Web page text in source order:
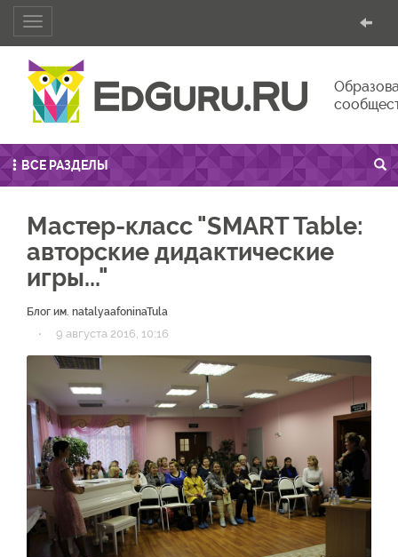
Toggle
navigation
ВСЕ РАЗДЕЛЫ
Мастер-класс "SMART Table:
авторские дидактические
игры..."
Блог им. natalyaafoninaTula
· 9 августа 2016, 10:16